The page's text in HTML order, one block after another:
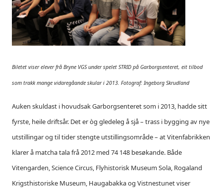
Biletet viser elever frå Bryne VGS under spelet STRID på Garborgsenteret, eit tilbod
som trakk mange vidaregåande skular i 2013. Fotograf: Ingeborg Skrudland
Auken skuldast i hovudsak Garborgsenteret som i 2013, hadde sitt
fyrste, heile driftsår. Det er òg gledeleg å sjå – trass i bygging av nye
utstillingar og til tider stengte utstillingsområde – at Vitenfabrikken
klarer å matcha tala frå 2012 med 74 148 besøkande. Både
Vitengarden, Science Circus, Flyhistorisk Museum Sola, Rogaland
Krigsthistoriske Museum, Haugabakka og Vistnestunet viser